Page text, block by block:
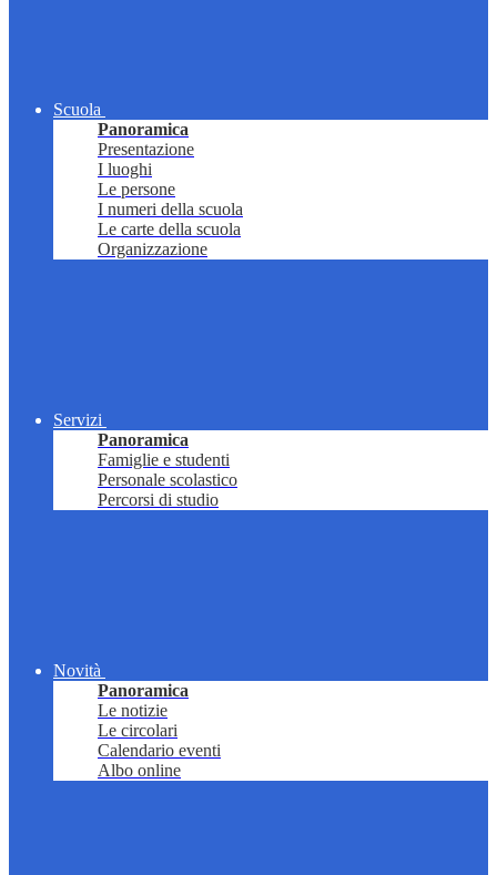
Scuola
Panoramica
Presentazione
I luoghi
Le persone
I numeri della scuola
Le carte della scuola
Organizzazione
Servizi
Panoramica
Famiglie e studenti
Personale scolastico
Percorsi di studio
Novità
Panoramica
Le notizie
Le circolari
Calendario eventi
Albo online